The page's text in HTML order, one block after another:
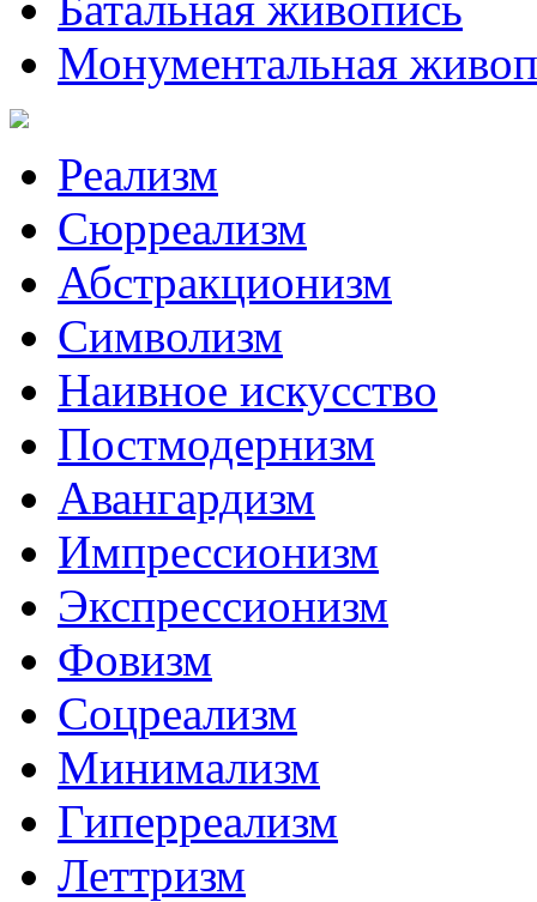
Монументальная
Реализм
Сюрреализм
Абстракционизм
Символизм
Наивное искусство
Постмодернизм
Авангардизм
Импрессионизм
Экспрессионизм
Фовизм
Соцреализм
Минимализм
Гиперреализм
Леттризм